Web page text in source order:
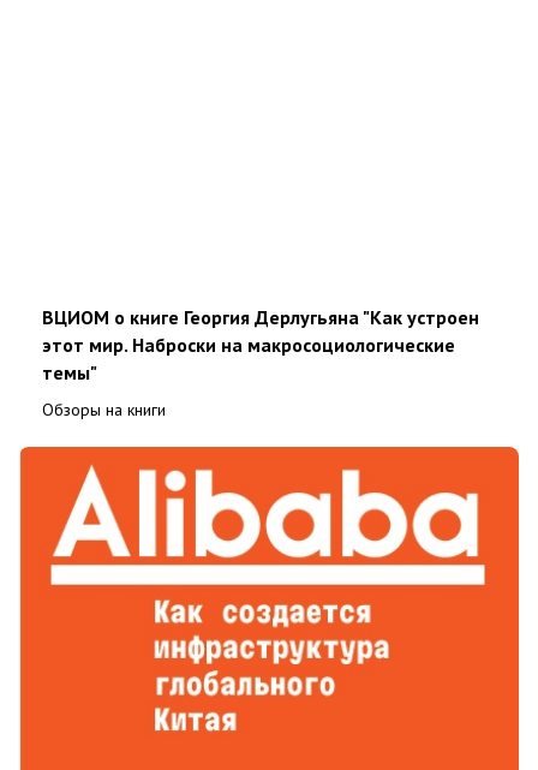
ВЦИОМ о книге Георгия Дерлугьяна "Как устроен
этот мир. Наброски на макросоциологические
темы"
Обзоры на книги